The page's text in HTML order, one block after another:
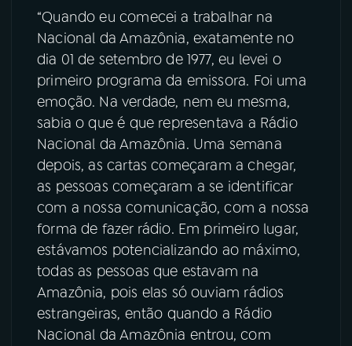
“Quando eu comecei a trabalhar na
Nacional da Amazônia, exatamente no
dia 01 de setembro de 1977, eu levei o
primeiro programa da emissora. Foi uma
emoção. Na verdade, nem eu mesma,
sabia o que é que representava a Rádio
Nacional da Amazônia. Uma semana
depois, as cartas começaram a chegar,
as pessoas começaram a se identificar
com a nossa comunicação, com a nossa
forma de fazer rádio. Em primeiro lugar,
estávamos potencializando ao máximo,
todas as pessoas que estavam na
Amazônia, pois elas só ouviam rádios
estrangeiras, então quando a Rádio
Nacional da Amazônia entrou, com